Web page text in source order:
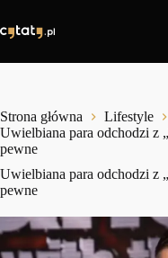
treści
Strona główna Lifestyle
Uwielbiana para odchodzi z
pewne
Uwielbiana para odchodzi z
pewne